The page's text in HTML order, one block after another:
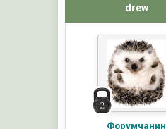
drew
Форумчанин